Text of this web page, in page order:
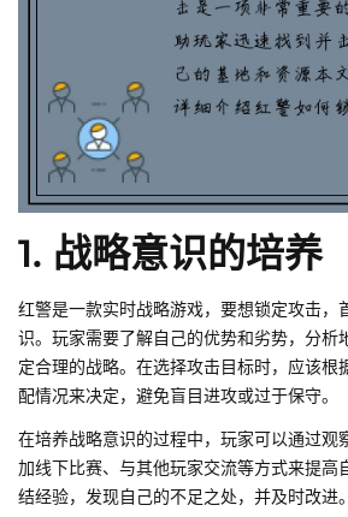
1. 战略意识的培养
红警是一款实时战略游戏，要想锁定攻击，
识。玩家需要了解自己的优势和劣势，分析
定合理的战略。在选择攻击目标时，应该根
配情况来决定，避免盲目进攻或过于保守。
在培养战略意识的过程中，玩家可以通过观
加线下比赛、与其他玩家交流等方式来提高
结经验，发现自己的不足之处，并及时改进。